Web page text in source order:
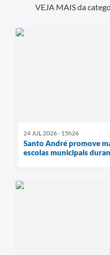
VEJA MAIS da
24 JUL 2026 - 15h26
Santo André promove
escolas municipais